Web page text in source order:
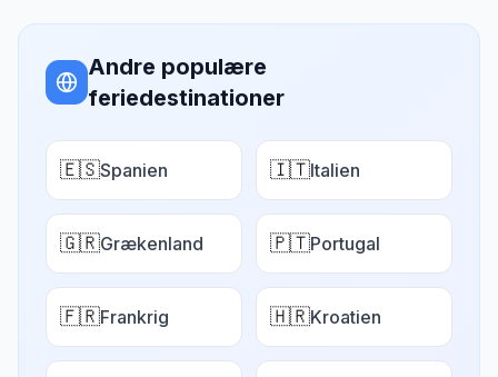
Andre populære
feriedestinationer
🇪🇸Spanien 🇮🇹Italien
🇬🇷Grækenland 🇵🇹Portugal
🇫🇷Frankrig 🇭🇷Kroatien